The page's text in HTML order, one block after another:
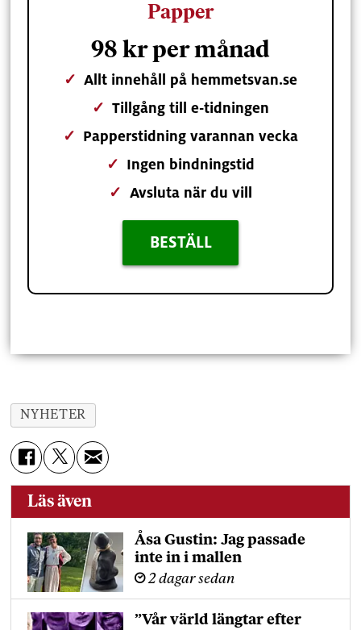
Papper
98 kr per månad
✓ Allt innehåll på hemmetsvan.se
✓ Tillgång till e-tidningen
✓ Papperstidning varannan vecka
✓ Ingen bindningstid
✓ Avsluta när du vill
BESTÄLL
NYHETER
Läs även
Åsa Gustin: Jag passade
inte in i mallen
2 dagar sedan
”Vår värld längtar efter